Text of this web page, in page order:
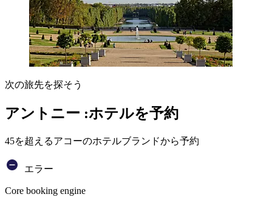
次の旅先を探そう
アントニー :ホテルを予約
45を超えるアコーのホテルブランドから予約
エラー
Core booking engine